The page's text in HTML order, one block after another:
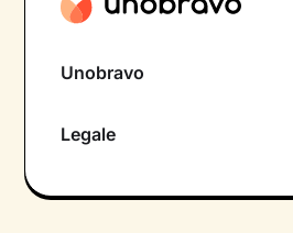
Unobravo
Psicologo in chat
Legale